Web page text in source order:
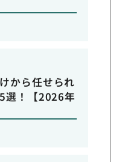
から任せられ
選！【2026年